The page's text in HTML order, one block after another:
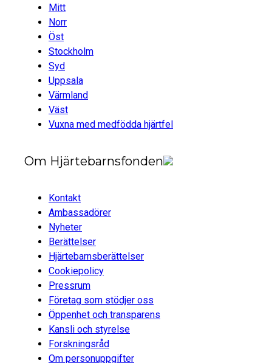
Mitt
Norr
Öst
Stockholm
Syd
Uppsala
Värmland
Väst
Vuxna med medfödda hjärtfel
Om Hjärtebarnsfonden
Kontakt
Ambassadörer
Nyheter
Berättelser
Hjärtebarnsberättelser
Cookiepolicy
Pressrum
Företag som stödjer oss
Öppenhet och transparens
Kansli och styrelse
Forskningsråd
Om personuppgifter